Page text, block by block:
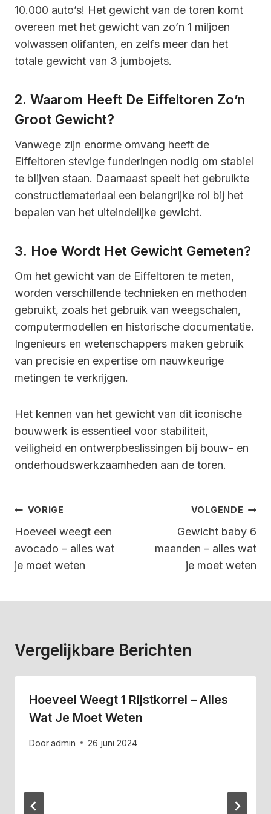
10.000 auto’s! Het gewicht van de toren komt
overeen met het gewicht van zo’n 1 miljoen
volwassen olifanten, en zelfs meer dan het
totale gewicht van 3 jumbojets.
2. Waarom Heeft De Eiffeltoren Zo’n
Groot Gewicht?
Vanwege zijn enorme omvang heeft de
Eiffeltoren stevige funderingen nodig om stabiel
te blijven staan. Daarnaast speelt het gebruikte
constructiemateriaal een belangrijke rol bij het
bepalen van het uiteindelijke gewicht.
3. Hoe Wordt Het Gewicht Gemeten?
Om het gewicht van de Eiffeltoren te meten,
worden verschillende technieken en methoden
gebruikt, zoals het gebruik van weegschalen,
computermodellen en historische documentatie.
Ingenieurs en wetenschappers maken gebruik
van precisie en expertise om nauwkeurige
metingen te verkrijgen.
Het kennen van het gewicht van dit iconische
bouwwerk is essentieel voor stabiliteit,
veiligheid en ontwerpbeslissingen bij bouw- en
onderhoudswerkzaamheden aan de toren.
Bericht
Navigatie
VORIGE
Hoeveel weegt een
avocado – alles wat
je moet weten
VOLGENDE
Gewicht baby 6
maanden – alles wat
je moet weten
Vergelijkbare Berichten
Hoeveel Weegt 1 Rijstkorrel – Alles
Wat Je Moet Weten
Dooradmin 26 juni 2024